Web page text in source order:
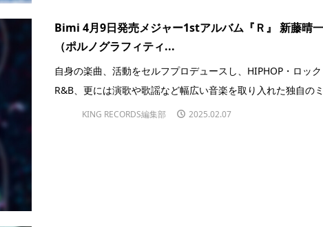
Bimi 4月9日発売メジャー1stアルバム『Ｒ』 新藤晴一
（ポルノグラフィティ...
自身の楽曲、活動をセルフプロデュースし、HIPHOP・ロック
R&B、更には演歌や歌謡など幅広い音楽を取り入れた独自の
KING RECORDS編集部 2025.02.07